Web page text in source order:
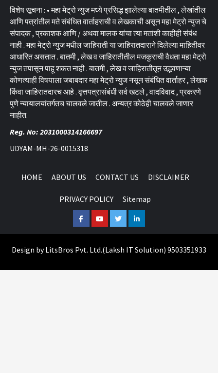
विशेष सूचना : • महा मेट्रो न्युज मध्ये प्रसिद्ध झालेल्या बातमीतील , लेखांतील
आणि पत्रांतील मते संबंधित वार्ताहराची व लेखकाची असून महा मेट्रो न्युज चे
संपादक , प्रकाशक आणि / अथवा मालक यांचा त्या मतांशी काहीही संबंध
नाही . महा मेट्रो न्युज मधील जाहिराती या जाहिरातदाराने दिलेल्या माहितीवर
आधारित असतात . बातमी , लेख व जाहिरातीतील मजकुराची वैधता महा मेट्रो
न्युज तपासून पाहू शकत नाही . बातमी , लेख व जाहिरातीतून उद्भवणाऱ्या
कोणत्याही विषयाला जबाबदार महा मेट्रो न्युज नसून संबंधित वार्ताहर , लेखक
किंवा जाहिरातदारच आहे . वृत्तपत्रासंबंधी सर्व खटले , वादविवाद , प्रकरणे
पुणे न्यायालयांतर्गतच चालवले जातील . अन्यत्र कोठेही चालवले जाणार
नाहीत.
Reg. No: 2031000314166697
UDYAM-MH-26-0015318
HOME ABOUT US CONTACT US DISCLAIMER
PRIVACY POLICY Sitemap
FacebookYoutubeTwitterLinkedin
Design byLitsBros Pvt. Ltd.(Laksh IT Solution) 9503351933